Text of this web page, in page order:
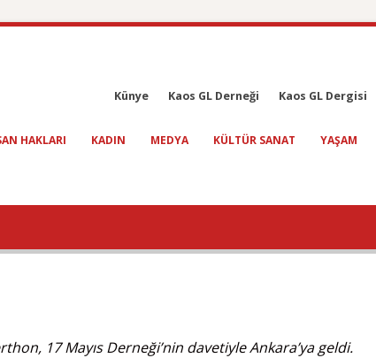
Künye Kaos GL Derneği Kaos GL Dergisi
HAKLARI KADIN MEDYA KÜLTÜR SANAT YAŞAM
17 Mayıs Derneği’nin davetiyle Ankara’ya geldi.